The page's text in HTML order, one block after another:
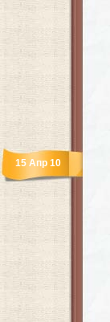
15 Апр 10